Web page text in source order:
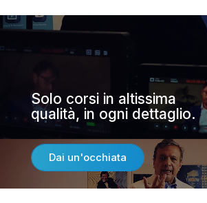
Solo corsi in altissima
qualità, in ogni dettaglio.
Dai un'occhiata